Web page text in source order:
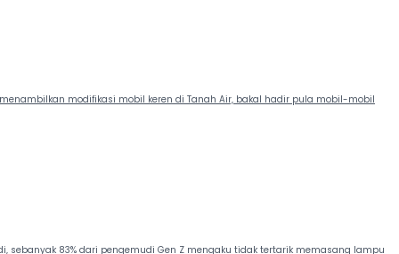
modifikasi mobil keren di Tanah Air, bakal hadir pula mobil-mobil
sebanyak 83% dari pengemudi Gen Z mengaku tidak tertarik memasang lampu